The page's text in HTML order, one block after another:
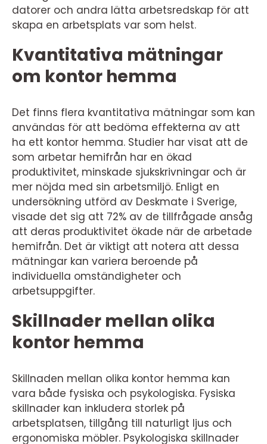
datorer och andra lätta arbetsredskap för att
skapa en arbetsplats var som helst.
Kvantitativa mätningar
om kontor hemma
Det finns flera kvantitativa mätningar som kan
användas för att bedöma effekterna av att
ha ett kontor hemma. Studier har visat att de
som arbetar hemifrån har en ökad
produktivitet, minskade sjukskrivningar och är
mer nöjda med sin arbetsmiljö. Enligt en
undersökning utförd av Deskmate i Sverige,
visade det sig att 72% av de tillfrågade ansåg
att deras produktivitet ökade när de arbetade
hemifrån. Det är viktigt att notera att dessa
mätningar kan variera beroende på
individuella omständigheter och
arbetsuppgifter.
Skillnader mellan olika
kontor hemma
Skillnaden mellan olika kontor hemma kan
vara både fysiska och psykologiska. Fysiska
skillnader kan inkludera storlek på
arbetsplatsen, tillgång till naturligt ljus och
ergonomiska möbler. Psykologiska skillnader